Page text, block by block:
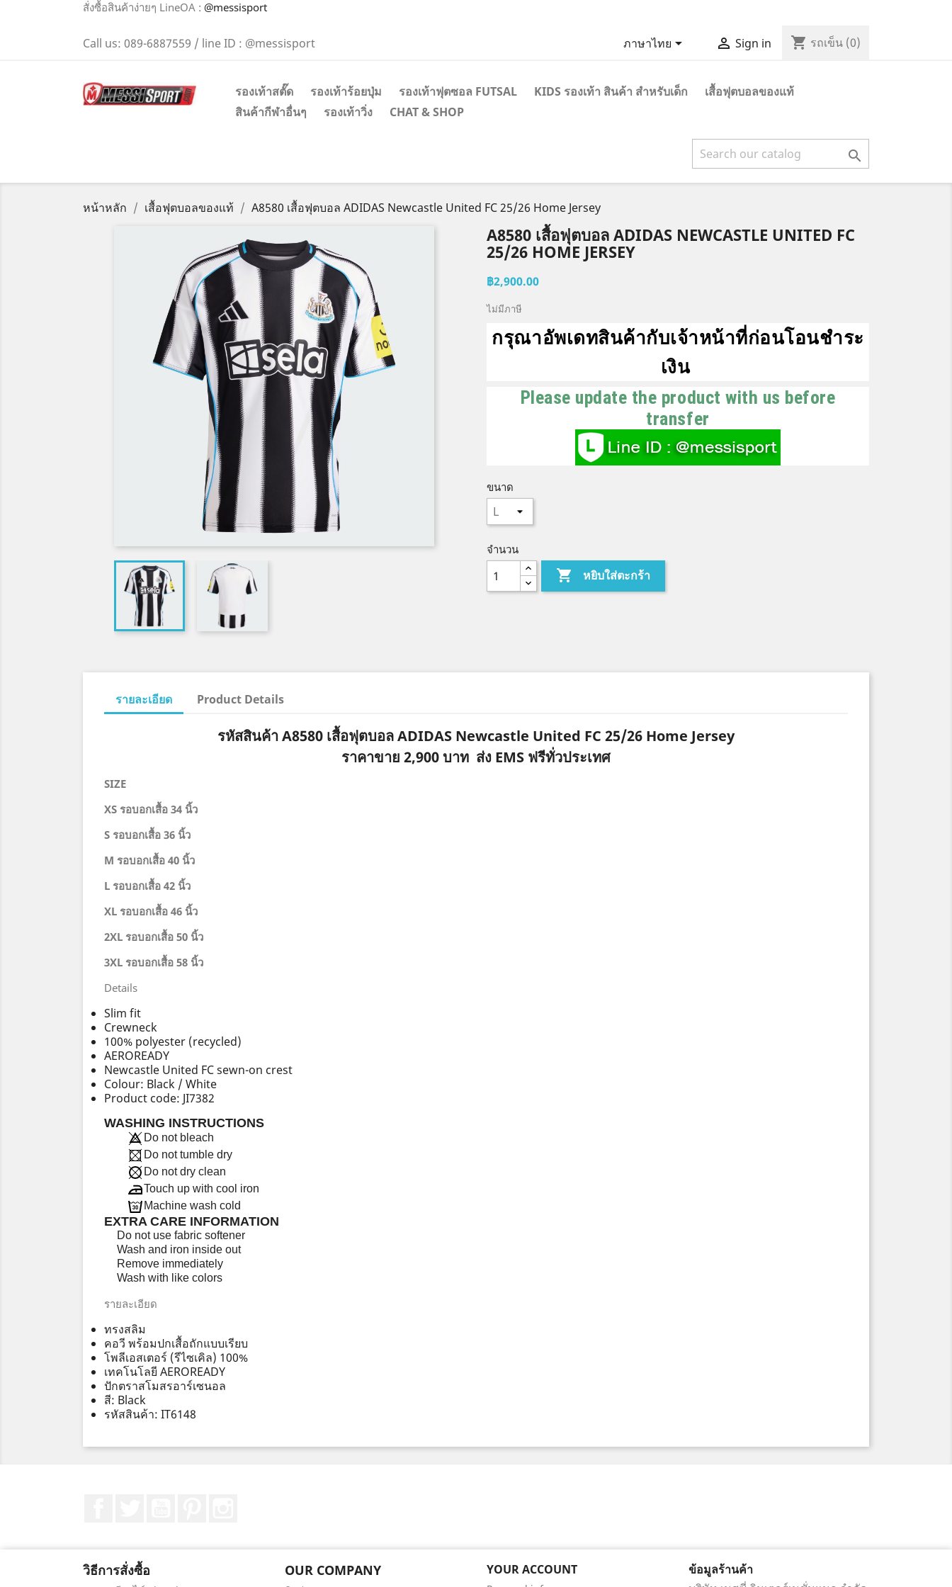
สั่งซื้อสินค้าง่ายๆ LineOA : @messisport
Call us: 089-6887559 / line ID : @messisport ภาษาไทย  Sign in shopping_cart รถเข็น (0)
รองเท้าสตั๊ด รองเท้าร้อยปุ่ม รองเท้าฟุตซอล FUTSAL KIDS รองเท้า สินค้า สำหรับเด็ก
เสื้อฟุตบอลของแท้
สินค้ากีฬาอื่นๆ
รองเท้าวิ่ง CHAT & SHOP

หน้าหลัก เสื้อฟุตบอลของแท้ A8580 เสื้อฟุตบอล ADIDAS Newcastle United FC 25/26 Home Jersey
A8580 เสื้อฟุตบอล ADIDAS NEWCASTLE UNITED FC
25/26 HOME JERSEY
฿2,900.00
ไม่มีภาษี
กรุณาอัพเดทสินค้ากับเจ้าหน้าที่ก่อนโอนชำระ
เงิน
Please update the product with us before
transfer
ขนาด
จำนวน
 หยิบใส่ตะกร้า
รายละเอียด Product Details
รหัสสินค้า A8580 เสื้อฟุตบอล ADIDAS Newcastle United FC 25/26 Home Jersey
ราคาขาย 2,900 บาท ส่ง EMS ฟรีทั่วประเทศ
SIZE
XS รอบอกเสื้อ 34 นิ้ว
S รอบอกเสื้อ 36 นิ้ว
M รอบอกเสื้อ 40 นิ้ว
L รอบอกเสื้อ 42 นิ้ว
XL รอบอกเสื้อ 46 นิ้ว
2XL รอบอกเสื้อ 50 นิ้ว
3XL รอบอกเสื้อ 58 นิ้ว
Details
Slim fit
Crewneck
100% polyester (recycled)
AEROREADY
Newcastle United FC sewn-on crest
Colour: Black / White
Product code: JI7382
WASHING INSTRUCTIONS
Do not bleach
Do not tumble dry
Do not dry clean
Touch up with cool iron
Machine wash cold
EXTRA CARE INFORMATION
Do not use fabric softener
Wash and iron inside out
Remove immediately
Wash with like colors
รายละเอียด
ทรงสลิม
คอวี พร้อมปกเสื้อถักแบบเรียบ
โพลีเอสเตอร์ (รีไซเคิล) 100%
เทคโนโลยี AEROREADY
ปักตราสโมสรอาร์เซนอล
สี: Black
รหัสสินค้า: IT6148
วิธีการสั่งซื้อ OUR COMPANY YOUR ACCOUNT
ข้อมูลร้านค้า